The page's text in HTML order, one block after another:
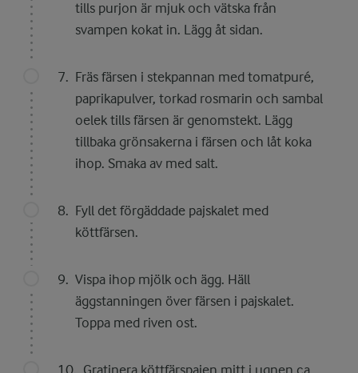
tills purjon är mjuk och vätska från
svampen kokat in. Lägg åt sidan.
Fräs färsen i stekpannan med tomatpuré,
paprikapulver, torkad rosmarin och sambal
oelek tills färsen är genomstekt. Lägg
tillbaka grönsakerna i färsen och låt koka
ihop. Smaka av med salt.
Fyll det förgäddade pajskalet med
köttfärsen.
Vispa ihop mjölk och ägg. Häll
äggstanningen över färsen i pajskalet.
Toppa med riven ost.
Gratinera köttfärspajen mitt i ugnen ca